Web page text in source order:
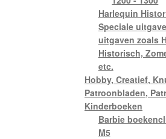
Harlequin
Speciale
uitgaven zoals
Historisch,
etc.
Hobby, Creatief,
Patroonbladen,
Kinderboeken
Barbie
M5